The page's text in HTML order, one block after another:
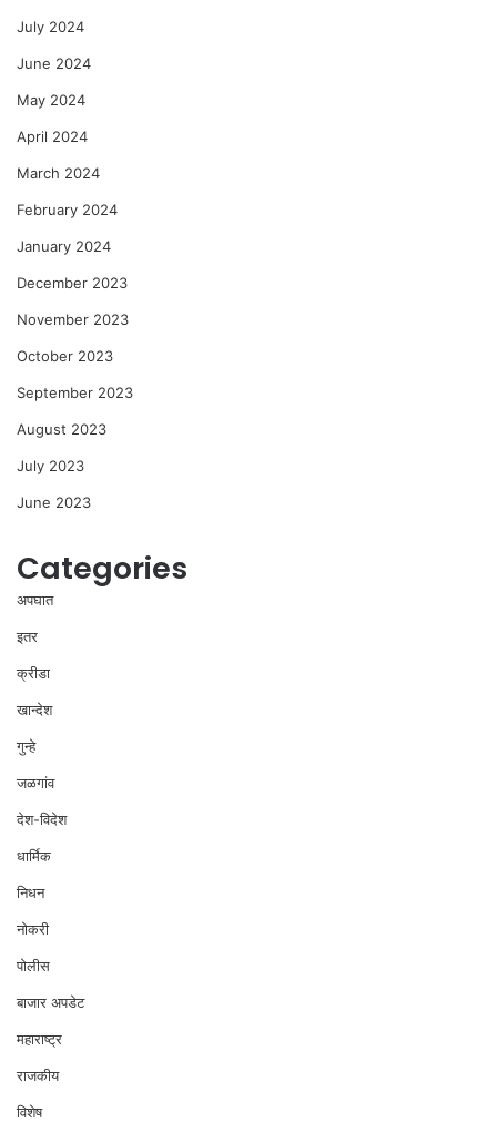
July 2024
June 2024
May 2024
April 2024
March 2024
February 2024
January 2024
December 2023
November 2023
October 2023
September 2023
August 2023
July 2023
June 2023
Categories
अपघात
इतर
क्रीडा
खान्देश
गुन्हे
जळगांव
देश-विदेश
धार्मिक
निधन
नोकरी
पोलीस
बाजार अपडेट
महाराष्ट्र
राजकीय
विशेष